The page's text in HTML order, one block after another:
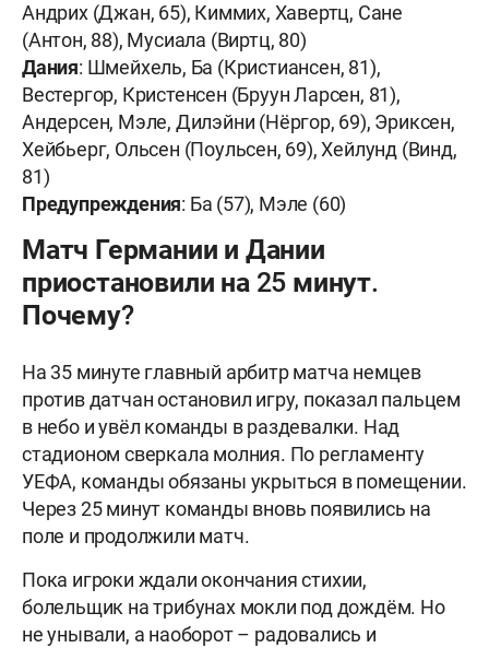
Андрих (Джан, 65), Киммих, Хавертц, Сане
(Антон, 88), Мусиала (Виртц, 80)
Дания: Шмейхель, Ба (Кристиансен, 81),
Вестергор, Кристенсен (Бруун Ларсен, 81),
Андерсен, Мэле, Дилэйни (Нёргор, 69), Эриксен,
Хейбьерг, Ольсен (Поульсен, 69), Хейлунд (Винд,
81)
Предупреждения: Ба (57), Мэле (60)
Матч Германии и Дании
приостановили на 25 минут.
Почему?
На 35 минуте главный арбитр матча немцев
против датчан остановил игру, показал пальцем
в небо и увёл команды в раздевалки. Над
стадионом сверкала молния. По регламенту
УЕФА, команды обязаны укрыться в помещении.
Через 25 минут команды вновь появились на
поле и продолжили матч.
Пока игроки ждали окончания стихии,
болельщик на трибунах мокли под дождём. Но
не унывали, а наоборот – радовались и